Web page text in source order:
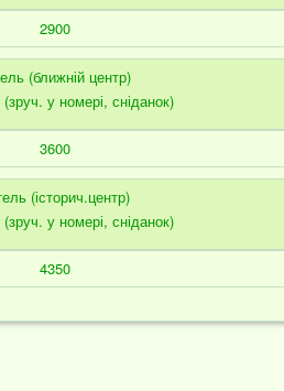
2900
(ближній центр)
у номері, сніданок)
3600
(історич.центр)
у номері, сніданок)
4350